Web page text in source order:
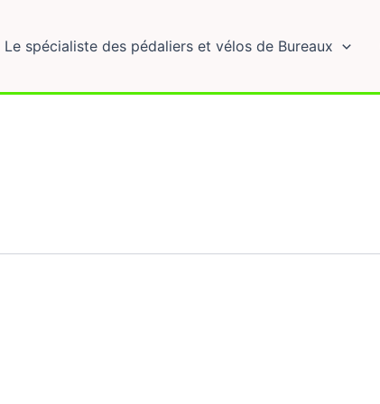
Le spécialiste des pédaliers et vélos de Bureaux